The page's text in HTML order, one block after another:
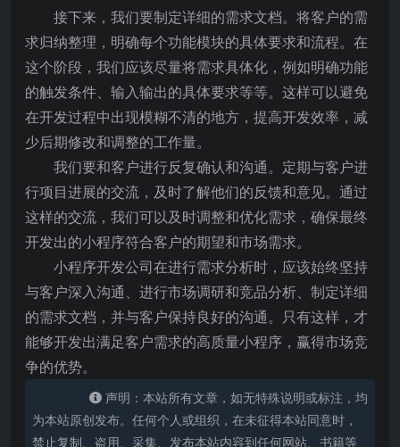
接下来，我们要制定详细的需求文档。将客户的需
求归纳整理，明确每个功能模块的具体要求和流程。在
这个阶段，我们应该尽量将需求具体化，例如明确功能
的触发条件、输入输出的具体要求等等。这样可以避免
在开发过程中出现模糊不清的地方，提高开发效率，减
少后期修改和调整的工作量。
我们要和客户进行反复确认和沟通。定期与客户进
行项目进展的交流，及时了解他们的反馈和意见。通过
这样的交流，我们可以及时调整和优化需求，确保最终
开发出的小程序符合客户的期望和市场需求。
小程序开发公司在进行需求分析时，应该始终坚持
与客户深入沟通、进行市场调研和竞品分析、制定详细
的需求文档，并与客户保持良好的沟通。只有这样，才
能够开发出满足客户需求的高质量小程序，赢得市场竞
争的优势。
声明：本站所有文章，如无特殊说明或标注，均
为本站原创发布。任何个人或组织，在未征得本站同意时，
禁止复制、盗用、采集、发布本站内容到任何网站、书籍等